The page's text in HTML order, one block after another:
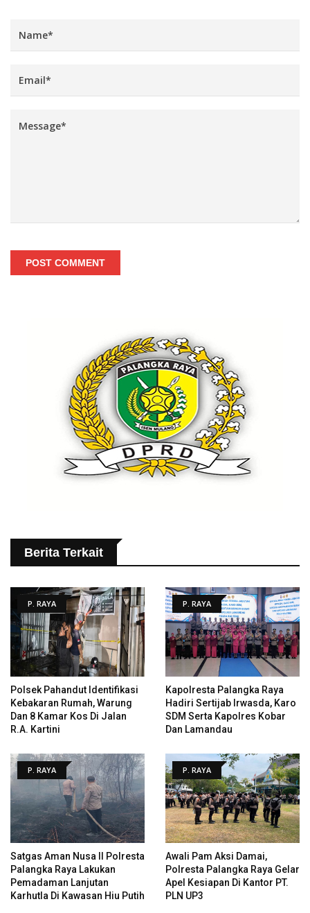
POST COMMENT
Berita Terkait
P. RAYA
Polsek Pahandut Identifikasi
Kebakaran Rumah, Warung
Dan 8 Kamar Kos Di Jalan
R.A. Kartini
P. RAYA
Kapolresta Palangka Raya
Hadiri Sertijab Irwasda, Karo
SDM Serta Kapolres Kobar
Dan Lamandau
P. RAYA
Satgas Aman Nusa II Polresta
Palangka Raya Lakukan
Pemadaman Lanjutan
Karhutla Di Kawasan Hiu Putih
P. RAYA
Awali Pam Aksi Damai,
Polresta Palangka Raya Gelar
Apel Kesiapan Di Kantor PT.
PLN UP3